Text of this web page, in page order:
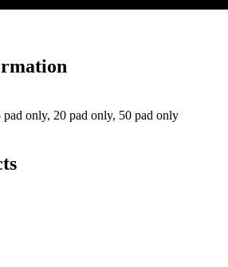
pad only, 20 pad only, 50 pad only